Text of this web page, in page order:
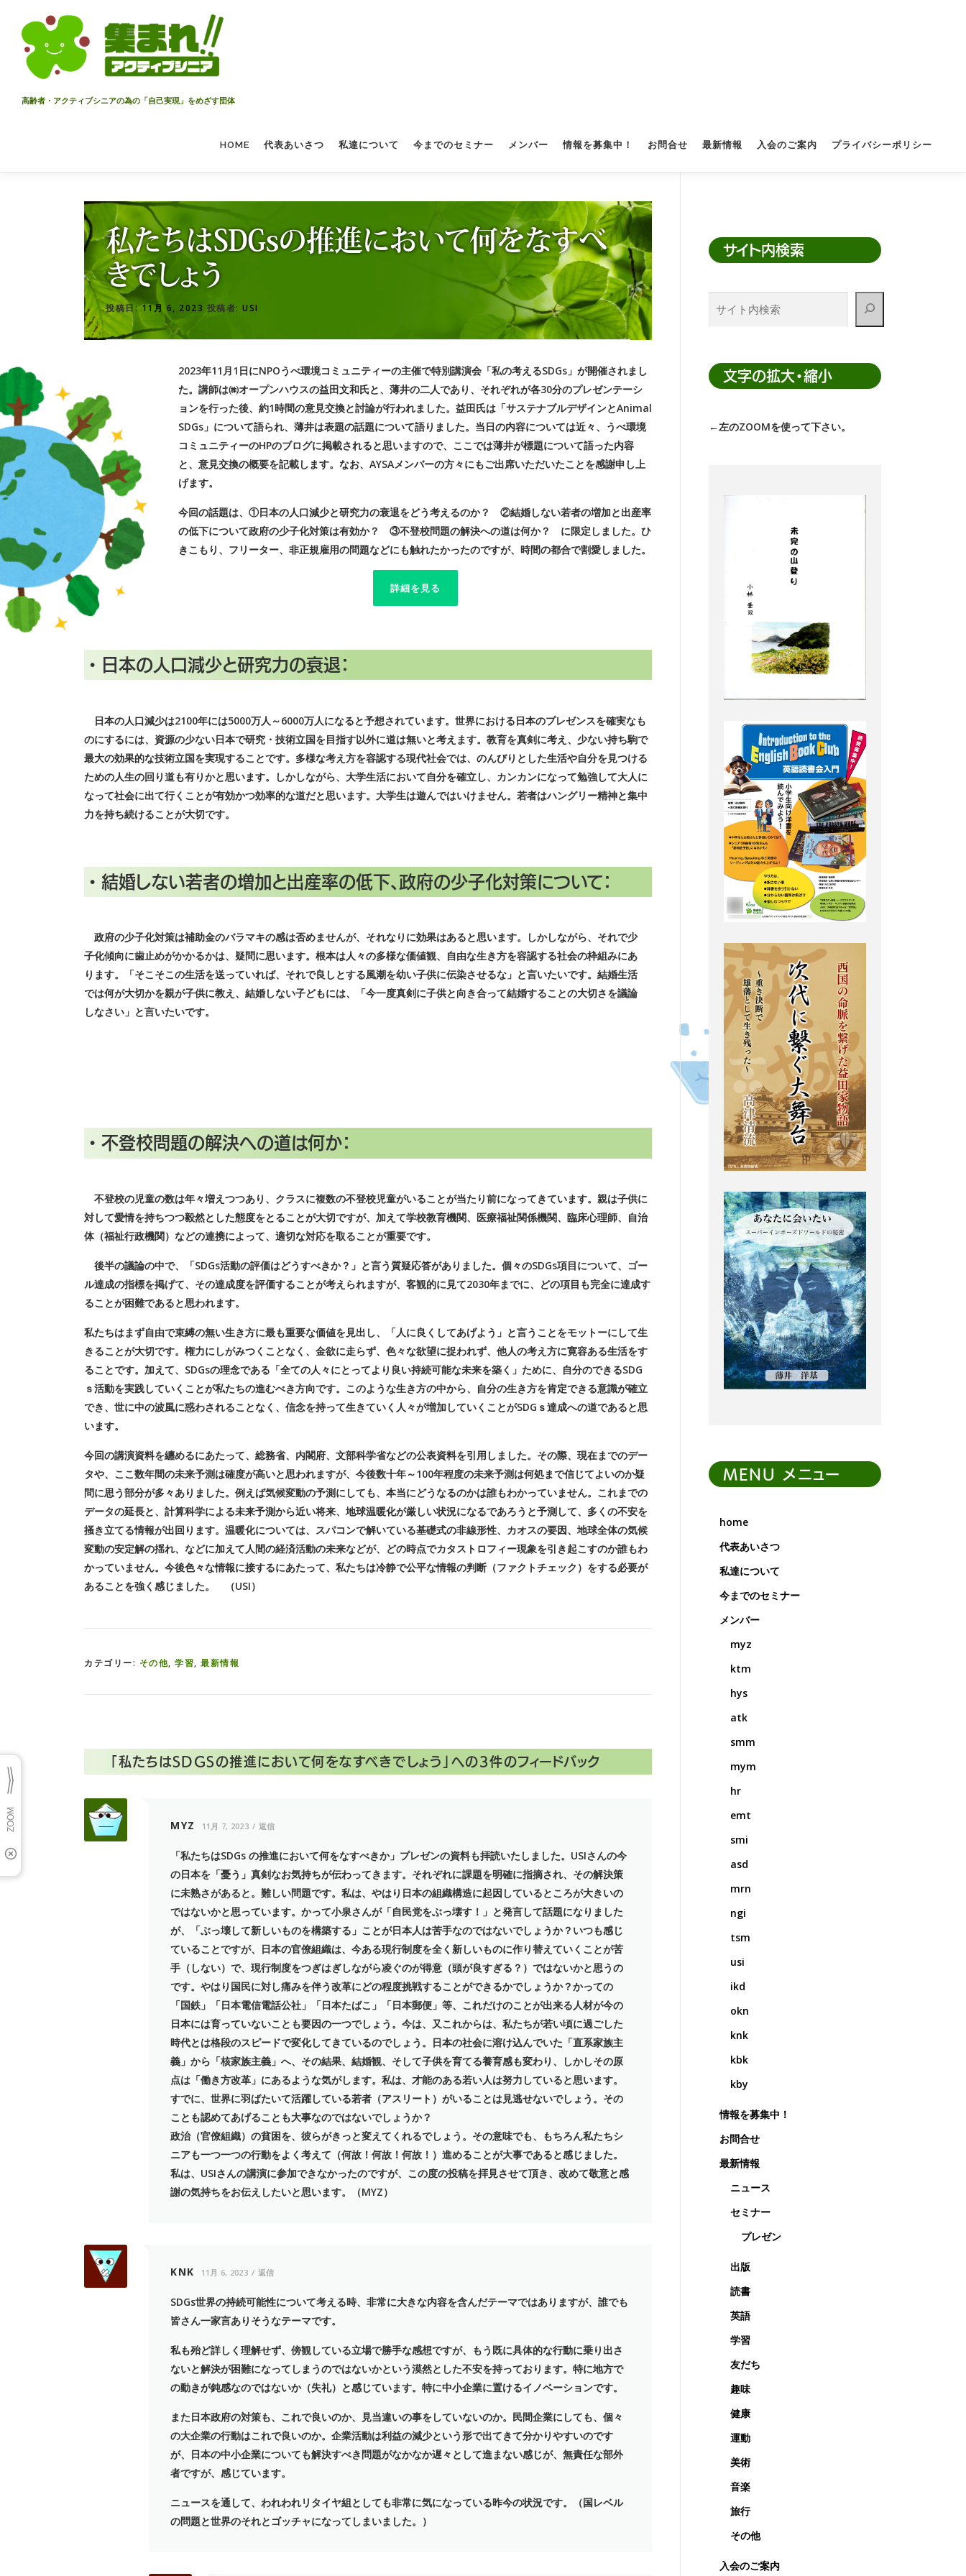
プ
高齢者・アクティブシニアの為の「自己実現」をめざす団体
HOME 代表あいさつ 私達について 今までのセミナー メンバー 情報を募集中！ お問合せ 最新情報 入会のご案内 プライバシーポリシー
私たちはSDGsの推進において何をなすべ
きでしょう
投稿日:11月 6, 2023 投稿者: USI
2023年11月1日にNPOうべ環境コミュニティーの主催で特別講演会「私の考えるSDGs」が開催されまし
た。講師は㈱オープンハウスの益田文和氏と、薄井の二人であり、それぞれが各30分のプレゼンテーシ
ョンを行った後、約1時間の意見交換と討論が行われました。益田氏は「サステナブルデザインとAnimal
SDGs」について語られ、薄井は表題の話題について語りました。当日の内容については近々、うべ環境
コミュニティーのHPのブログに掲載されると思いますので、ここでは薄井が標題について語った内容
と、意見交換の概要を記載します。なお、AYSAメンバーの方々にもご出席いただいたことを感謝申し上
げます。
今回の話題は、①日本の人口減少と研究力の衰退をどう考えるのか？ ②結婚しない若者の増加と出産率
の低下について政府の少子化対策は有効か？ ③不登校問題の解決への道は何か？ に限定しました。ひ
きこもり、フリーター、非正規雇用の問題などにも触れたかったのですが、時間の都合で割愛しました。
詳細を見る
• 日本の人口減少と研究力の衰退：
日本の人口減少は2100年には5000万人～6000万人になると予想されています。世界における日本のプレゼンスを確実なも
のにするには、資源の少ない日本で研究・技術立国を目指す以外に道は無いと考えます。教育を真剣に考え、少ない持ち駒で
最大の効果的な技術立国を実現することです。多様な考え方を容認する現代社会では、のんびりとした生活や自分を見つける
ための人生の回り道も有りかと思います。しかしながら、大学生活において自分を確立し、カンカンになって勉強して大人に
なって社会に出て行くことが有効かつ効率的な道だと思います。大学生は遊んではいけません。若者はハングリー精神と集中
力を持ち続けることが大切です。
• 結婚しない若者の増加と出産率の低下、政府の少子化対策について：
政府の少子化対策は補助金のバラマキの感は否めませんが、それなりに効果はあると思います。しかしながら、それで少
子化傾向に歯止めがかかるかは、疑問に思います。根本は人々の多様な価値観、自由な生き方を容認する社会の枠組みにあ
ります。「そこそこの生活を送っていれば、それで良しとする風潮を幼い子供に伝染させるな」と言いたいです。結婚生活
では何が大切かを親が子供に教え、結婚しない子どもには、「今一度真剣に子供と向き合って結婚することの大切さを議論
しなさい」と言いたいです。
• 不登校問題の解決への道は何か：
不登校の児童の数は年々増えつつあり、クラスに複数の不登校児童がいることが当たり前になってきています。親は子供に
対して愛情を持ちつつ毅然とした態度をとることが大切ですが、加えて学校教育機関、医療福祉関係機関、臨床心理師、自治
体（福祉行政機関）などの連携によって、適切な対応を取ることが重要です。
後半の議論の中で、「SDGs活動の評価はどうすべきか？」と言う質疑応答がありました。個々のSDGs項目について、ゴー
ル達成の指標を掲げて、その達成度を評価することが考えられますが、客観的に見て2030年までに、どの項目も完全に達成す
ることが困難であると思われます。
私たちはまず自由で束縛の無い生き方に最も重要な価値を見出し、「人に良くしてあげよう」と言うことをモットーにして生
きることが大切です。権力にしがみつくことなく、金欲に走らず、色々な欲望に捉われず、他人の考え方に寛容ある生活をす
ることです。加えて、SDGsの理念である「全ての人々にとってより良い持続可能な未来を築く」ために、自分のできるSDG
ｓ活動を実践していくことが私たちの進むべき方向です。このような生き方の中から、自分の生き方を肯定できる意識が確立
でき、世に中の波風に惑わされることなく、信念を持って生きていく人々が増加していくことがSDGｓ達成への道であると思
います。
今回の講演資料を纏めるにあたって、総務省、内閣府、文部科学省などの公表資料を引用しました。その際、現在までのデー
タや、ここ数年間の未来予測は確度が高いと思われますが、今後数十年～100年程度の未来予測は何処まで信じてよいのか疑
問に思う部分が多々ありました。例えば気候変動の予測にしても、本当にどうなるのかは誰もわかっていません。これまでの
データの延長と、計算科学による未来予測から近い将来、地球温暖化が厳しい状況になるであろうと予測して、多くの不安を
掻き立てる情報が出回ります。温暖化については、スパコンで解いている基礎式の非線形性、カオスの要因、地球全体の気候
変動の安定解の揺れ、などに加えて人間の経済活動の未来などが、どの時点でカタストロフィー現象を引き起こすのか誰もわ
かっていません。今後色々な情報に接するにあたって、私たちは冷静で公平な情報の判断（ファクトチェック）をする必要が
あることを強く感じました。 （USI）
カテゴリー: その他, 学習, 最新情報
私たちはSDGSの推進において何をなすべきでしょう 」への3件のフィードバック
MYZ 11月 7, 2023 返信
「私たちはSDGs の推進において何をなすべきか」プレゼンの資料も拝読いたしました。USIさんの今
の日本を「憂う」真剣なお気持ちが伝わってきます。それぞれに課題を明確に指摘され、その解決策
に未熟さがあると。難しい問題です。私は、やはり日本の組織構造に起因しているところが大きいの
ではないかと思っています。かって小泉さんが「自民党をぶっ壊す！」と発言して話題になりました
が、「ぶっ壊して新しいものを構築する」ことが日本人は苦手なのではないでしょうか？いつも感じ
ていることですが、日本の官僚組織は、今ある現行制度を全く新しいものに作り替えていくことが苦
手（しない）で、現行制度をつぎはぎしながら凌ぐのが得意（頭が良すぎる？）ではないかと思うの
です。やはり国民に対し痛みを伴う改革にどの程度挑戦することができるかでしょうか？かっての
「国鉄」「日本電信電話公社」「日本たばこ」「日本郵便」等、これだけのことが出来る人材が今の
日本には育っていないことも要因の一つでしょう。今は、又これからは、私たちが若い頃に過ごした
時代とは格段のスピードで変化してきているのでしょう。日本の社会に溶け込んでいた「直系家族主
義」から「核家族主義」へ、その結果、結婚観、そして子供を育てる養育感も変わり、しかしその原
点は「働き方改革」にあるような気がします。私は、才能のある若い人は努力していると思います。
すでに、世界に羽ばたいて活躍している若者（アスリート）がいることは見逃せないでしょう。その
ことも認めてあげることも大事なのではないでしょうか？
政治（官僚組織）の貧困を、彼らがきっと変えてくれるでしょう。その意味でも、もちろん私たちシ
ニアも一つ一つの行動をよく考えて（何故！何故！何故！）進めることが大事であると感じました。
私は、USIさんの講演に参加できなかったのですが、この度の投稿を拝見させて頂き、改めて敬意と感
謝の気持ちをお伝えしたいと思います。（MYZ）
KNK 11月 6, 2023 返信
SDGs世界の持続可能性について考える時、非常に大きな内容を含んだテーマではありますが、誰でも
皆さん一家言ありそうなテーマです。
私も殆ど詳しく理解せず、傍観している立場で勝手な感想ですが、もう既に具体的な行動に乗り出さ
ないと解決が困難になってしまうのではないかという漠然とした不安を持っております。特に地方で
の動きが鈍感なのではないか（失礼）と感じています。特に中小企業に置けるイノベーションです。
また日本政府の対策も、これで良いのか、見当違いの事をしていないのか。民間企業にしても、個々
の大企業の行動はこれで良いのか。企業活動は利益の減少という形で出てきて分かりやすいのです
が、日本の中小企業についても解決すべき問題がなかなか遅々として進まない感じが、無責任な部外
者ですが、感じています。
ニュースを通して、われわれリタイヤ組としても非常に気になっている昨今の状況です。（国レベル
の問題と世界のそれとゴッチャになってしまいました。）
サイト内検索
検
索
文字の拡大・縮小
←左のZOOMを使って下さい。
MENU メニュー
home
代表あいさつ
私達について
今までのセミナー
メンバー
myz
ktm
hys
atk
smm
mym
hr
emt
smi
asd
mrn
ngi
tsm
usi
ikd
okn
knk
kbk
kby
情報を募集中！
お問合せ
最新情報
ニュース
セミナー
プレゼン
出版
読書
英語
学習
友だち
趣味
健康
運動
美術
音楽
旅行
その他
入会のご案内